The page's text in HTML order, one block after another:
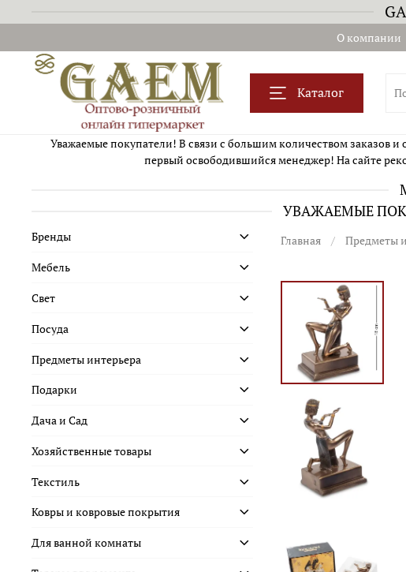
О компании
Каталог
Уважаемые покупатели! В связи с большим количеством заказов
первый освободившийся менеджер! На сайте
УВАЖАЕМЫЕ
Главная Предметы
Бренды
Мебель
Свет
Посуда
Предметы интерьера
Подарки
Дача и Сад
Хозяйственные товары
Текстиль
Ковры и ковровые покрытия
Для ванной комнаты